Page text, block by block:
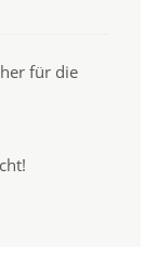
für die